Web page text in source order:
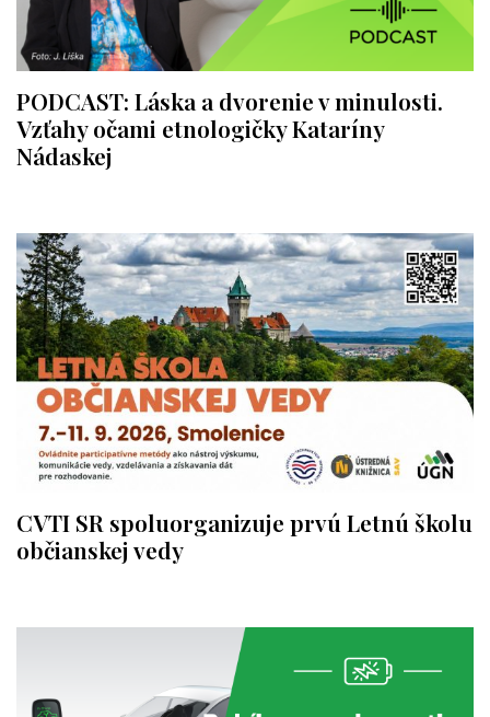
PODCAST: Láska a dvorenie v minulosti.
Vzťahy očami etnologičky Kataríny
Nádaskej
CVTI SR spoluorganizuje prvú Letnú školu
občianskej vedy